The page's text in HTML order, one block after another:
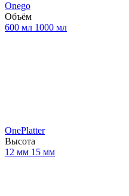
Onego
Объём
600 мл 1000 мл
OnePlatter
Высота
12 мм 15 мм